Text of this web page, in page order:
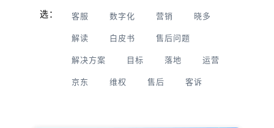
选： 客服 数字化 营销 晓多
解读 白皮书 售后问题
解决方案 目标 落地 运营
京东 维权 售后 客诉